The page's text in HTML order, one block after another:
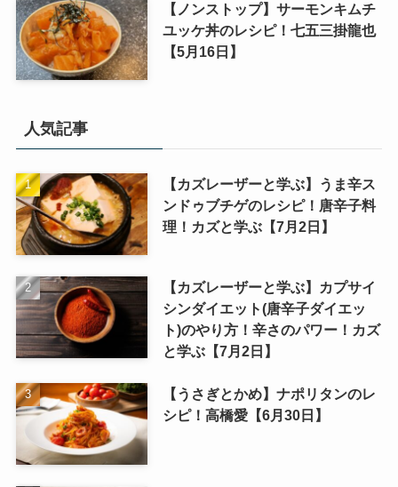
【ノンストップ】サーモンキムチ
ユッケ丼のレシピ！七五三掛龍也
【5月16日】
人気記事
【カズレーザーと学ぶ】うま辛ス
ンドゥブチゲのレシピ！唐辛子料
理！カズと学ぶ【7月2日】
【カズレーザーと学ぶ】カプサイ
シンダイエット(唐辛子ダイエッ
ト)のやり方！辛さのパワー！カズ
と学ぶ【7月2日】
【うさぎとかめ】ナポリタンのレ
シピ！高橋愛【6月30日】